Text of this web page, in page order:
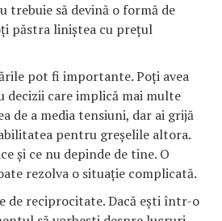
trebuie să devină o formă de
păstra liniștea cu prețul
pot fi importante. Poți avea
decizii care implică mai multe
de a media tensiuni, dar ai grijă
pentru greșelile altora.
și ce nu depinde de tine. O
rezolva o situație complicată.
de reciprocitate. Dacă ești într-o